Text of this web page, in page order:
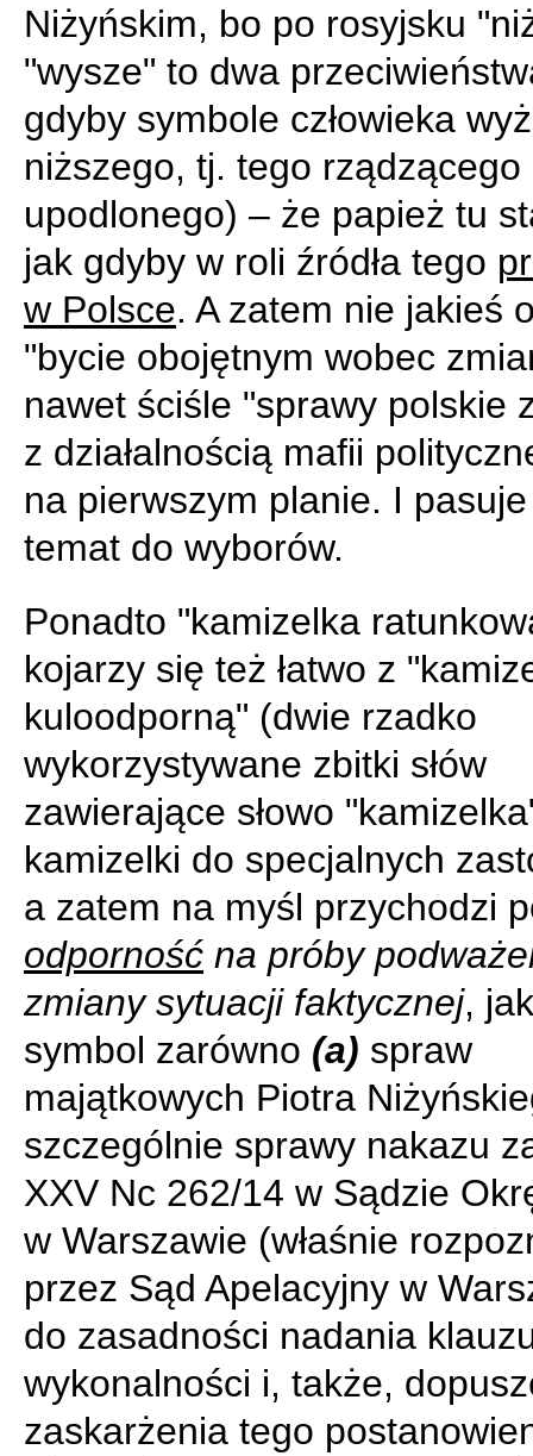
Niżyńskim, bo po rosyjsku
"wysze" to dwa
gdyby symbole człowieka
niższego, tj. tego rządzącego
upodlonego) – że papież tu
jak gdyby w roli źródła tego
w Polsce. A zatem nie jakieś
"bycie obojętnym wobec
nawet ściśle "sprawy polskie
z działalnością mafii
na pierwszym planie. I
temat do wyborów.
Ponadto "kamizelka
kojarzy się też łatwo z
kuloodporną" (dwie rzadko
wykorzystywane zbitki słów
zawierające słowo
kamizelki do specjalnych
a zatem na myśl przychodzi
odporność na próby
zmiany sytuacji faktycznej,
symbol zarówno (a) spraw
majątkowych Piotra
szczególnie sprawy nakazu
XXV Nc 262/14 w Sądzie
w Warszawie (właśnie
przez Sąd Apelacyjny w
do zasadności nadania
wykonalności i, także,
zaskarżenia tego